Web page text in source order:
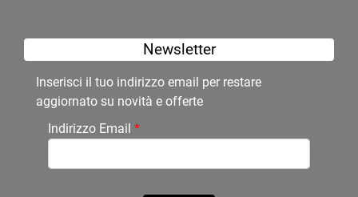
Newsletter
Inserisci il tuo indirizzo email per restare
aggiornato su novità e offerte
Indirizzo Email *